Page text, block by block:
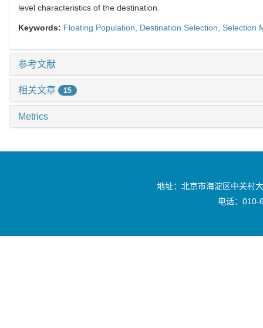
level characteristics of the destination.
Keywords: Floating Population, Destination Selection, Selection
参考文献
相关文章 15
Metrics
地址：北京市海淀区中关村
电话：